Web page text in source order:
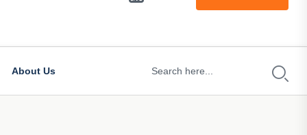
About Us